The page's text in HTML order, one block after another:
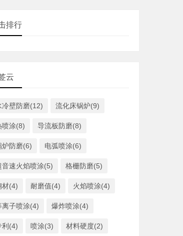
排行
云
冷壁防磨(12) 流化床锅炉(9)
喷涂(8) 导流板防磨(8)
炉防磨(6) 电弧喷涂(6)
音速火焰喷涂(5) 格栅防磨(5)
材(4) 耐磨值(4) 火焰喷涂(4)
离子喷涂(4) 爆炸喷涂(4)
利(4) 喷涂(3) 材料硬度(2)